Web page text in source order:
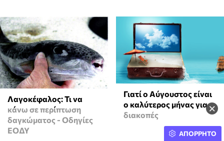
×
Λαγοκέφαλος: Τι να
κάνω σε περίπτωση
δαγκώματος - Οδηγίες
ΕΟΔΥ
Γιατί ο Αύγουστος είναι
ο καλύτερος μήνας για
διακοπές
ΑΠΟΡΡΗΤΟ